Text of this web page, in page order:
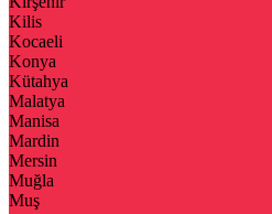
Kilis
Kocaeli
Konya
Kütahya
Malatya
Manisa
Mardin
Mersin
Muğla
Muş